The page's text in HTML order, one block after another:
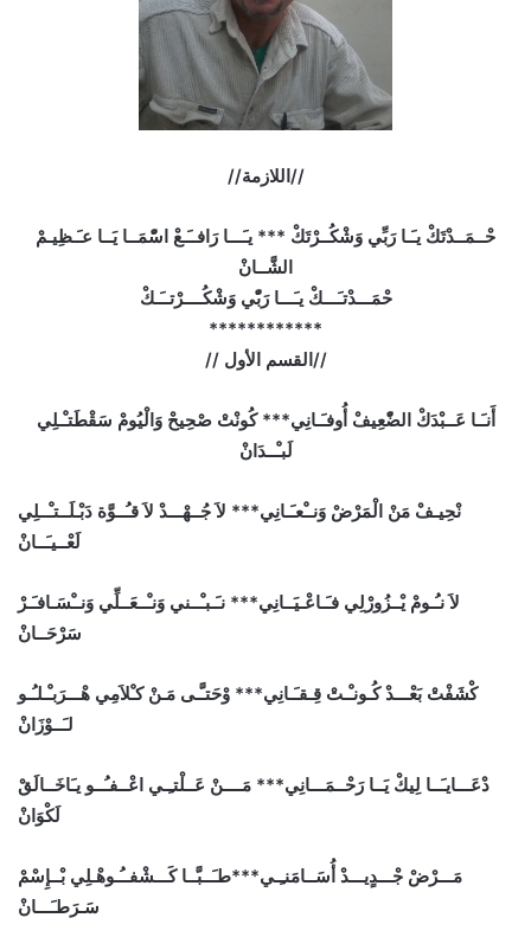
//اللازمة//
حْــمَــدْتَكْ يـَـا رَبِّي وَشْكُــرْتَكْ *** يـَـــا رَافــَـعْ اسّْمَــا يَــا عـَـظِيـمْ
الشَّــانْ
حْمَـــدْتـَـــكْ يـَـــا رَبّْي وَشْكُــــرْتــَـكْ
************
//القسم الأول //
أَنـَـا عَــبْدَكْ الضّْعِيفْ أُوفـَـانِي*** كُونْتْ صْحِيحْ وَالْيُومْ سَقْطَتـْـلِي
لَبـْــدَانْ
نْحِيـفْ مَنْ الْمَرْضْ وَنــْعـَـانِي*** لاَ جُــهْـــدْ لاَ قـُــوَّة دَبْـلَــتـْــلِي
لَعْــيـَــانْ
لاَ نـُـومْ يْــزُورْلِي فـَـاعْـيَــانِي*** نـَـبـْــني وَنـْــعَــلِّي وَنــْسَـافـَـرْ
سَرْحَــانْ
كْشَفْتْ بَعْـــدْ كُـونـْـتْ قِـقـَـانِي*** وْحَتـَّـى مَـنْ كـْلاَمِي هْـــرَبـْـلـُـو
لـَــوْزَانْ
دْعَـــايـَــا لِيكْ يَــا رَحْــمَـــانِي*** مَــــنْ عَــلْتـِـي اعْــفـُــو يـَاخَــالَقْ
لَكْوَانْ
مَـــرْضْ جْـــدٍيـــدْ أُسَــامَنـِـي***طـَــبَّــا كَـــشْفــُـوهْـلِي بْــإِسْمْ
سَـرَطـَـــانْ